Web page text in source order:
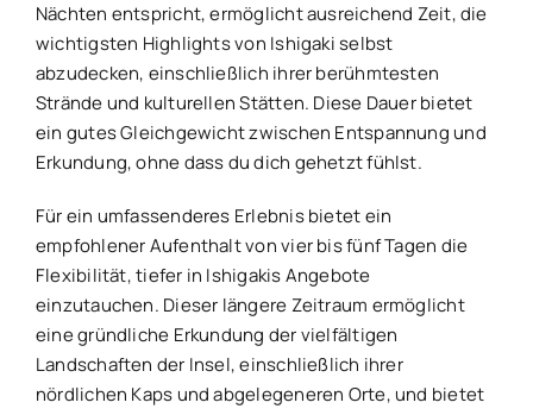
Nächten entspricht, ermöglicht ausreichend Zeit, die
wichtigsten Highlights von Ishigaki selbst
abzudecken, einschließlich ihrer berühmtesten
Strände und kulturellen Stätten. Diese Dauer bietet
ein gutes Gleichgewicht zwischen Entspannung und
Erkundung, ohne dass du dich gehetzt fühlst.
Für ein umfassenderes Erlebnis bietet ein
empfohlener Aufenthalt von vier bis fünf Tagen die
Flexibilität, tiefer in Ishigakis Angebote
einzutauchen. Dieser längere Zeitraum ermöglicht
eine gründliche Erkundung der vielfältigen
Landschaften der Insel, einschließlich ihrer
nördlichen Kaps und abgelegeneren Orte, und bietet